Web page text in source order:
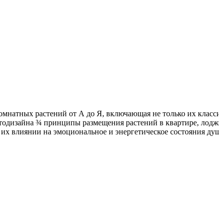
растений от А до Я, включающая не только их
¾ принципы размещения растений в квартире,
влиянии на эмоциональное и энергетическое состояния